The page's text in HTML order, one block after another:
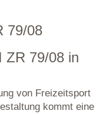
79/08
ZR 79/08 in
von Freizeitsport
kommt eine